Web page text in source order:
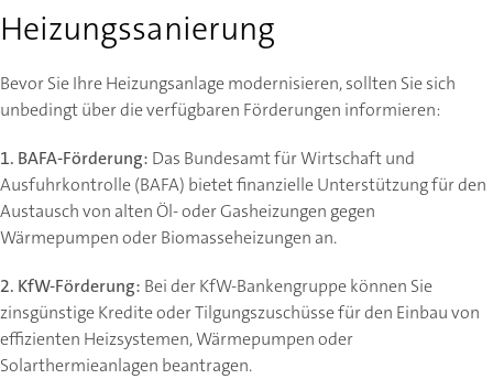
Heizungssanierung
Bevor Sie Ihre Heizungsanlage modernisieren, sollten Sie sich
unbedingt über die verfügbaren Förderungen informieren:
1. BAFA-Förderung: Das Bundesamt für Wirtschaft und
Ausfuhrkontrolle (BAFA) bietet finanzielle Unterstützung für den
Austausch von alten Öl- oder Gasheizungen gegen
Wärmepumpen oder Biomasseheizungen an.
2. KfW-Förderung: Bei der KfW-Bankengruppe können Sie
zinsgünstige Kredite oder Tilgungszuschüsse für den Einbau von
effizienten Heizsystemen, Wärmepumpen oder
Solarthermieanlagen beantragen.